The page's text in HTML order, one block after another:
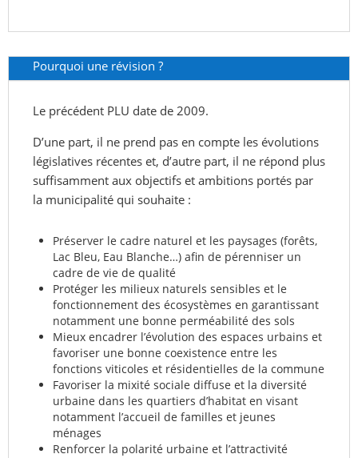
Pourquoi une révision ?
Le précédent PLU date de 2009.
D’une part, il ne prend pas en compte les évolutions
législatives récentes et, d’autre part, il ne répond plus
suffisamment aux objectifs et ambitions portés par
la municipalité qui souhaite :
Préserver le cadre naturel et les paysages (forêts,
Lac Bleu, Eau Blanche…) afin de pérenniser un
cadre de vie de qualité
Protéger les milieux naturels sensibles et le
fonctionnement des écosystèmes en garantissant
notamment une bonne perméabilité des sols
Mieux encadrer l’évolution des espaces urbains et
favoriser une bonne coexistence entre les
fonctions viticoles et résidentielles de la commune
Favoriser la mixité sociale diffuse et la diversité
urbaine dans les quartiers d’habitat en visant
notamment l’accueil de familles et jeunes
ménages
Renforcer la polarité urbaine et l’attractivité